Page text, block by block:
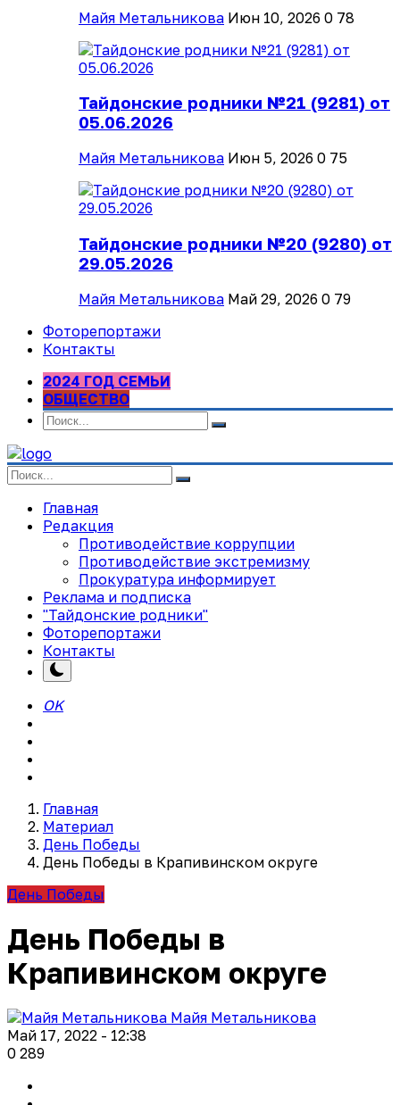
Майя Метальникова Июн 10, 2026 0 78
Тайдонские родники №21 (9281) от
05.06.2026
Майя Метальникова Июн 5, 2026 0 75
Тайдонские родники №20 (9280) от
29.05.2026
Майя Метальникова Май 29, 2026 0 79
Фоторепортажи
Контакты
2024 ГОД СЕМЬИ
ОБЩЕСТВО
Главная
Редакция
Противодействие коррупции
Противодействие экстремизму
Прокуратура информирует
Реклама и подписка
"Тайдонские родники"
Фоторепортажи
Контакты
OK
Главная
Материал
День Победы
День Победы в Крапивинском округе
День Победы
День Победы в
Крапивинском округе
Майя Метальникова
Май 17, 2022 - 12:38
0 289